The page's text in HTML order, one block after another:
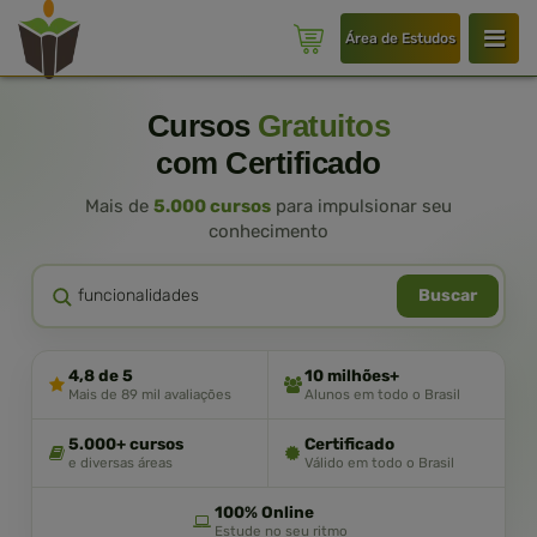
Área de Estudos
Cursos Gratuitos
com Certificado
Mais de 5.000 cursos para impulsionar seu
conhecimento
Buscar
4,8 de 5
Mais de 89 mil avaliações
10 milhões+
Alunos em todo o Brasil
5.000+ cursos
e diversas áreas
Certificado
Válido em todo o Brasil
100% Online
Estude no seu ritmo